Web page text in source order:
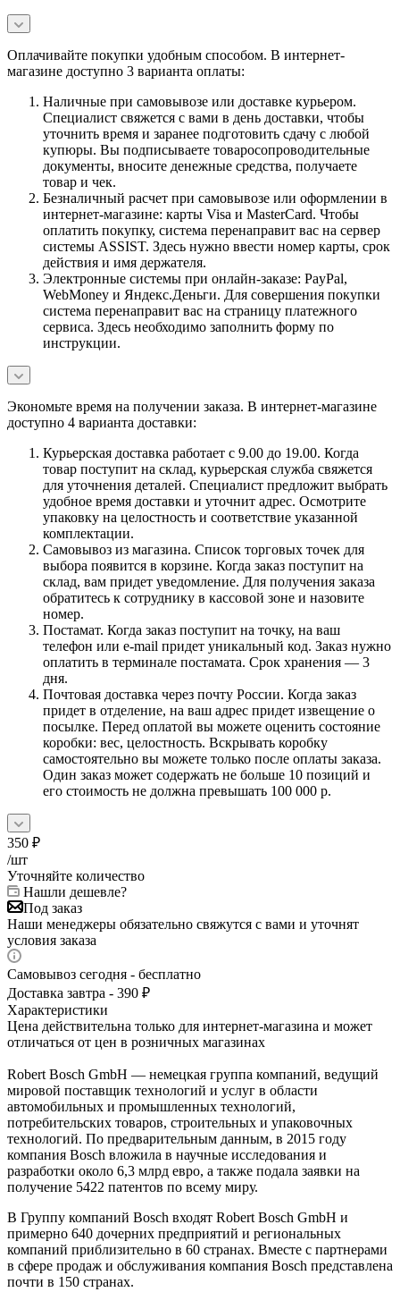
Оплачивайте покупки удобным способом. В интернет-
магазине доступно 3 варианта оплаты:
Наличные при самовывозе или доставке курьером.
Специалист свяжется с вами в день доставки, чтобы
уточнить время и заранее подготовить сдачу с любой
купюры. Вы подписываете товаросопроводительные
документы, вносите денежные средства, получаете
товар и чек.
Безналичный расчет при самовывозе или оформлении в
интернет-магазине: карты Visa и MasterCard. Чтобы
оплатить покупку, система перенаправит вас на сервер
системы ASSIST. Здесь нужно ввести номер карты, срок
действия и имя держателя.
Электронные системы при онлайн-заказе: PayPal,
WebMoney и Яндекс.Деньги. Для совершения покупки
система перенаправит вас на страницу платежного
сервиса. Здесь необходимо заполнить форму по
инструкции.
Экономьте время на получении заказа. В интернет-магазине
доступно 4 варианта доставки:
Курьерская доставка работает с 9.00 до 19.00. Когда
товар поступит на склад, курьерская служба свяжется
для уточнения деталей. Специалист предложит выбрать
удобное время доставки и уточнит адрес. Осмотрите
упаковку на целостность и соответствие указанной
комплектации.
Самовывоз из магазина. Список торговых точек для
выбора появится в корзине. Когда заказ поступит на
склад, вам придет уведомление. Для получения заказа
обратитесь к сотруднику в кассовой зоне и назовите
номер.
Постамат. Когда заказ поступит на точку, на ваш
телефон или e-mail придет уникальный код. Заказ нужно
оплатить в терминале постамата. Срок хранения — 3
дня.
Почтовая доставка через почту России. Когда заказ
придет в отделение, на ваш адрес придет извещение о
посылке. Перед оплатой вы можете оценить состояние
коробки: вес, целостность. Вскрывать коробку
самостоятельно вы можете только после оплаты заказа.
Один заказ может содержать не больше 10 позиций и
его стоимость не должна превышать 100 000 р.
350 ₽
/шт
Уточняйте количество
Нашли дешевле?
Под заказ
Наши менеджеры обязательно свяжутся с вами и уточнят
условия заказа
Самовывоз сегодня - бесплатно
Доставка завтра - 390 ₽
Характеристики
Цена действительна только для интернет-магазина и может
отличаться от цен в розничных магазинах
Robert Bosch GmbH — немецкая группа компаний, ведущий
мировой поставщик технологий и услуг в области
автомобильных и промышленных технологий,
потребительских товаров, строительных и упаковочных
технологий. По предварительным данным, в 2015 году
компания Bosch вложила в научные исследования и
разработки около 6,3 млрд евро, а также подала заявки на
получение 5422 патентов по всему миру.
В Группу компаний Bosch входят Robert Bosch GmbH и
примерно 640 дочерних предприятий и региональных
компаний приблизительно в 60 странах. Вместе с партнерами
в сфере продаж и обслуживания компания Bosch представлена
почти в 150 странах.